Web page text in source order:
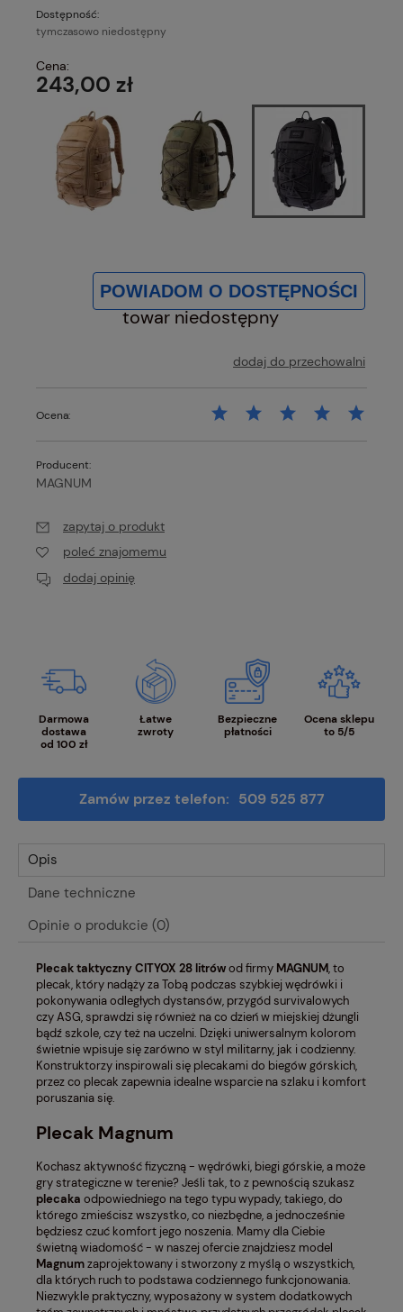
Dostępność:
tymczasowo niedostępny
Cena:
243,00 zł
POWIADOM O DOSTĘPNOŚCI
towar niedostępny
dodaj do przechowalni
Ocena:
Producent:
MAGNUM
zapytaj o produkt
poleć znajomemu
dodaj opinię
Darmowa
dostawa
od 100 zł
Łatwe
zwroty
Bezpieczne
płatności
Ocena sklepu
to 5/5
Zamów przez telefon: 509 525 877
Opis
Dane techniczne
Opinie o produkcie (0)
Plecak taktyczny CITYOX 28 litrówod firmy MAGNUM, to
plecak, który nadąży za Tobą podczas szybkiej wędrówki i
pokonywania odległych dystansów, przygód survivalowych
czy ASG, sprawdzi się również na co dzień w miejskiej dżungli
bądź szkole, czy też na uczelni. Dzięki uniwersalnym kolorom
świetnie wpisuje się zarówno w styl militarny, jak i codzienny.
Konstruktorzy inspirowali się plecakami do biegów górskich,
przez co plecak zapewnia idealne wsparcie na szlaku i komfort
poruszania się.
Plecak Magnum
Kochasz aktywność fizyczną - wędrówki, biegi górskie, a może
gry strategiczne w terenie? Jeśli tak, to z pewnością szukasz
plecaka odpowiedniego na tego typu wypady, takiego, do
którego zmieścisz wszystko, co niezbędne, a jednocześnie
będziesz czuć komfort jego noszenia. Mamy dla Ciebie
świetną wiadomość - w naszej ofercie znajdziesz model
Magnumzaprojektowany i stworzony z myślą o wszystkich,
dla których ruch to podstawa codziennego funkcjonowania.
Niezwykle praktyczny, wyposażony w system dodatkowych